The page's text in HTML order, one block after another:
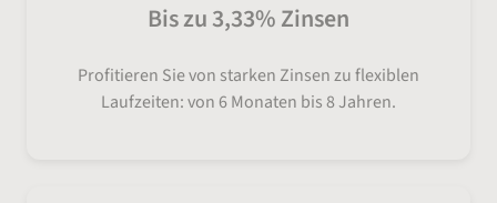
Bis zu 3,33% Zinsen
Profitieren Sie von starken Zinsen zu flexiblen
Laufzeiten: von 6 Monaten bis 8 Jahren.